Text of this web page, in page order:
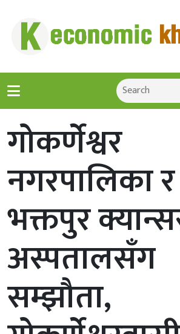
गोकर्णेश्वर
नगरपालिका र
भक्तपुर
अस्पतालसँग
सम्झौता,